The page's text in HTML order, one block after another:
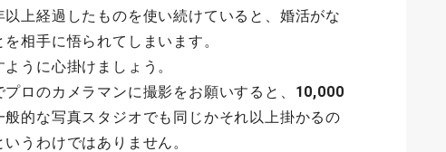
上経過したものを使い続けていると、婚活がな
相手に悟られてしまいます。
うに心掛けましょう。
ロのカメラマンに撮影をお願いすると、 10,000
般的な写真スタジオでも同じかそれ以上掛かるの
うわけではありません。